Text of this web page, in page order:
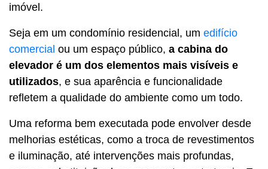
imóvel.
Seja em um condomínio residencial, um edifício
comercial ou um espaço público, a cabina do
elevador é um dos elementos mais visíveis e
utilizados, e sua aparência e funcionalidade
refletem a qualidade do ambiente como um todo.
Uma reforma bem executada pode envolver desde
melhorias estéticas, como a troca de revestimentos
e iluminação, até intervenções mais profundas,